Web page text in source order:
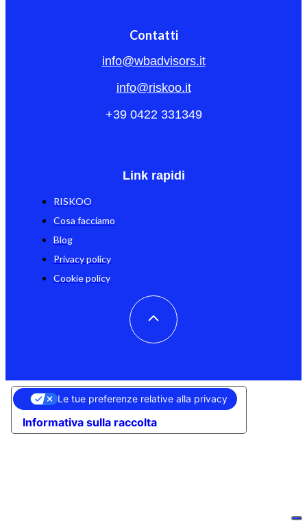
Contatti
info@wbadvisors.it
info@riskoo.it
+39 0422 331349
Link rapidi
RISKOO
Cosa facciamo
Blog
Privacy policy
Cookie policy
Informativa sulla raccolta
Le tue preferenze relative alla privacy